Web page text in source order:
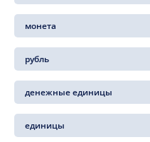
монета
рубль
денежные единицы
единицы